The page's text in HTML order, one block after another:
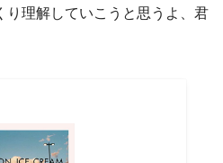
り理解していこうと思うよ、君